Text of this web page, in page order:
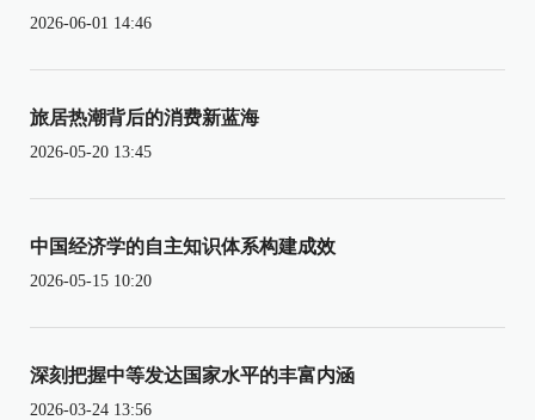
2026-06-01 14:46
旅居热潮背后的消费新蓝海
2026-05-20 13:45
中国经济学的自主知识体系构建成效
2026-05-15 10:20
深刻把握中等发达国家水平的丰富内涵
2026-03-24 13:56